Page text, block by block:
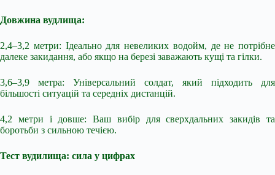
Довжина вудлища:
2,4–3,2 метри: Ідеально для невеликих водойм, де не потрібне
далеке закидання, або якщо на березі заважають кущі та гілки.
3,6–3,9 метра: Універсальний солдат, який підходить для
більшості ситуацій та середніх дистанцій.
4,2 метри і довше: Ваш вибір для сверхдальних закидів та
боротьби з сильною течією.
Тест вудилища: сила у цифрах